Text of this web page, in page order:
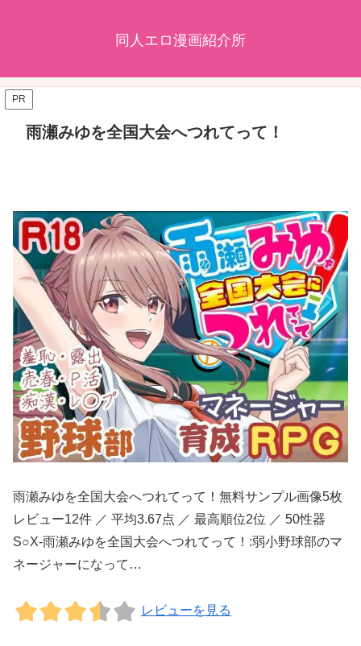
同人エロ漫画紹介所
PR
雨瀬みゆを全国大会へつれてって！
雨瀬みゆを全国大会へつれてって！無料サンプル画像5枚
レビュー12件 ／ 平均3.67点 ／ 最高順位2位 ／ 50性器
S○X-雨瀬みゆを全国大会へつれてって！:弱小野球部のマ
ネージャーになって…
レビューを見る